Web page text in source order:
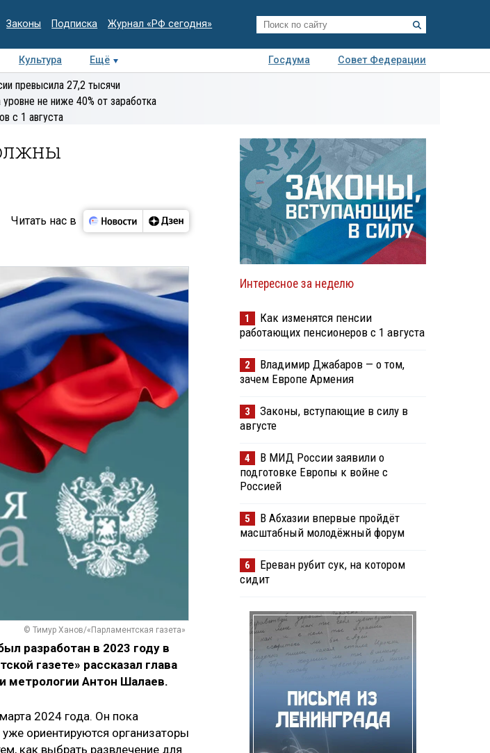
Законы Подписка Журнал «РФ сегодня»
Культура Ещё Госдума
Совет Федерации
Колумнисты
превысила 27,2 тысячи
не ниже 40% от заработка
с 1 августа
Читать нас в
© Тимур Ханов/«Парламентская газета»
разработан в 2023 году в
газете» рассказал глава
метрологии Антон Шалаев.
2024 года. Он пока
ориентируются организаторы
как выбрать развлечение для
Интересное за неделю
1
Как изменятся пенсии
работающих пенсионеров с 1 августа
2
Владимир Джабаров — о том,
зачем Европе Армения
3
Законы, вступающие в силу в
августе
4
В МИД России заявили о
подготовке Европы к войне с
Россией
5
В Абхазии впервые пройдёт
масштабный молодёжный форум
6
Ереван рубит сук, на котором
сидит